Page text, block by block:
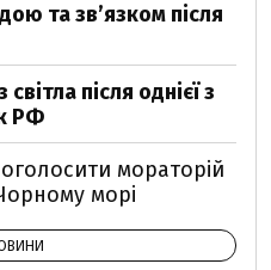
та звʼязком після
після однієї з
РФ
мораторій
морі